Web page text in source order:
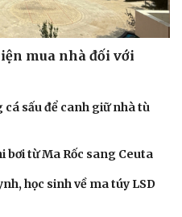
mua nhà đối với
sấu để canh giữ nhà tù
bơi từ Ma Rốc sang Ceuta
học sinh về ma túy LSD